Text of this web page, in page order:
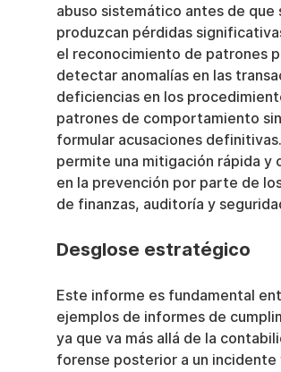
abuso sistemático antes de que
produzcan pérdidas
el reconocimiento de patrones
detectar anomalías en las
deficiencias en los
patrones de comportamiento sin
formular acusaciones
permite una mitigación rápida y
en la prevención por parte de
de finanzas, auditoría y
Desglose estratégico
Este informe es fundamental
ejemplos de informes de
ya que va más allá de la
forense posterior a un incidente